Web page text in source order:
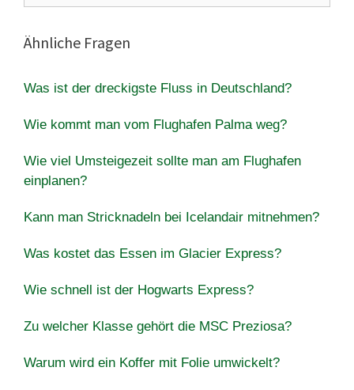
Ähnliche Fragen
Was ist der dreckigste Fluss in Deutschland?
Wie kommt man vom Flughafen Palma weg?
Wie viel Umsteigezeit sollte man am Flughafen
einplanen?
Kann man Stricknadeln bei Icelandair mitnehmen?
Was kostet das Essen im Glacier Express?
Wie schnell ist der Hogwarts Express?
Zu welcher Klasse gehört die MSC Preziosa?
Warum wird ein Koffer mit Folie umwickelt?